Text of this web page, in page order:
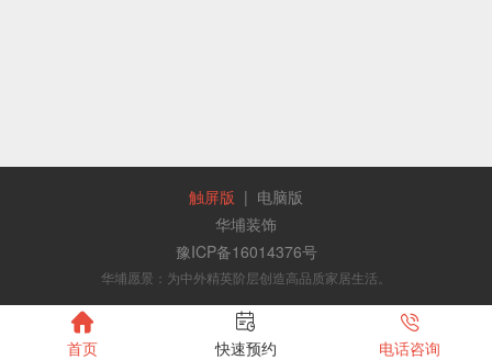
触屏版 | 电脑版
华埔装饰
豫ICP备16014376号
华埔愿景：为中外精英阶层创造高品质家居生活。

首页

快速预约

电话咨询